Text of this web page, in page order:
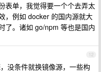
表单，我觉得要一个个去弄太
，例如 docker 的国内源就大
了。诸如 go/npm 等也是国内
12
没条件就换镜像源，一些构